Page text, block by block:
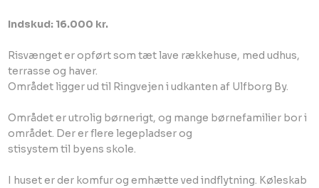
Indskud: 16.000 kr.
Risvænget er opført som tæt lave rækkehuse, med udhus,
terrasse og haver.
Området ligger ud til Ringvejen i udkanten af Ulfborg By.
Området er utrolig børnerigt, og mange børnefamilier bor i
området. Der er flere legepladser og
stisystem til byens skole.
I huset er der komfur og emhætte ved indflytning. Køleskab